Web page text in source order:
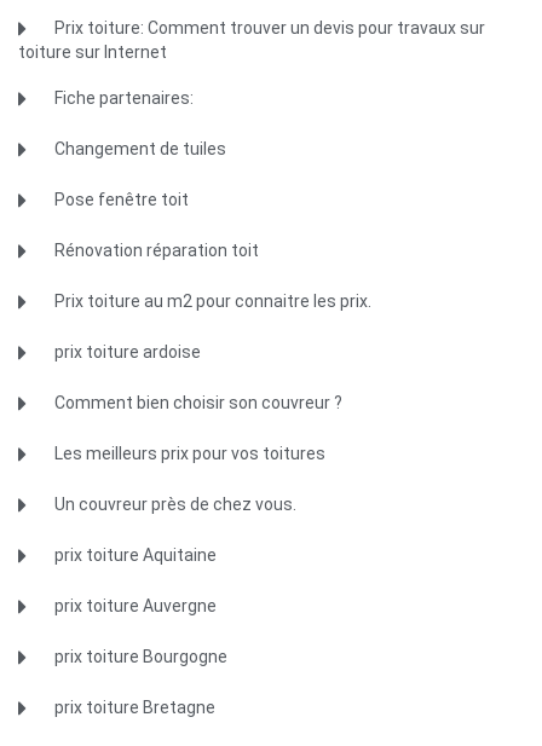
Prix toiture: Comment trouver un devis pour travaux sur
toiture sur Internet
Fiche partenaires:
Changement de tuiles
Pose fenêtre toit
Rénovation réparation toit
Prix toiture au m2 pour connaitre les prix.
prix toiture ardoise
Comment bien choisir son couvreur ?
Les meilleurs prix pour vos toitures
Un couvreur près de chez vous.
prix toiture Aquitaine
prix toiture Auvergne
prix toiture Bourgogne
prix toiture Bretagne